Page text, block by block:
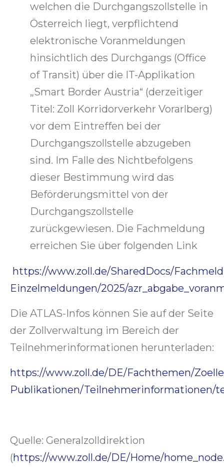
welchen die Durchgangszollstelle in
Österreich liegt, verpflichtend
elektronische Voranmeldungen
hinsichtlich des Durchgangs (Office
of Transit) über die IT-Applikation
„Smart Border Austria“ (derzeitiger
Titel: Zoll Korridorverkehr Vorarlberg)
vor dem Eintreffen bei der
Durchgangszollstelle abzugeben
sind. Im Falle des Nichtbefolgens
dieser Bestimmung wird das
Beförderungsmittel von der
Durchgangszollstelle
zurückgewiesen. Die Fachmeldung
erreichen Sie über folgenden Link
https://www.zoll.de/SharedDocs/
Einzelmeldungen/2025/
Die ATLAS-Infos können Sie auf der Seite
der Zollverwaltung im Bereich der
Teilnehmerinformationen herunterladen:
https://www.zoll.de/DE/Fachthemen/
Publikationen/Teilnehmerinformationen/
Quelle: Generalzolldirektion
(https://www.zoll.de/DE/Home/